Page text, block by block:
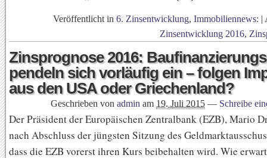
Veröffentlicht in 6. Zinsentwicklung, Immobiliennews: |
Zinsentwicklung 2016,
Zinsprognose 2016:
pendeln sich vorläufig ein – folgen
aus den USA oder Griechenland?
Geschrieben von admin am 19. Juli 2015 — Schreibe
Der Präsident der Europäischen Zentralbank (EZB), Mario
nach Abschluss der jüngsten Sitzung des
dass die EZB vorerst ihren Kurs beibehalten wird. Wie